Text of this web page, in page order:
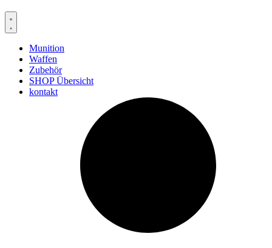
Munition
Waffen
Zubehör
SHOP Übersicht
kontakt